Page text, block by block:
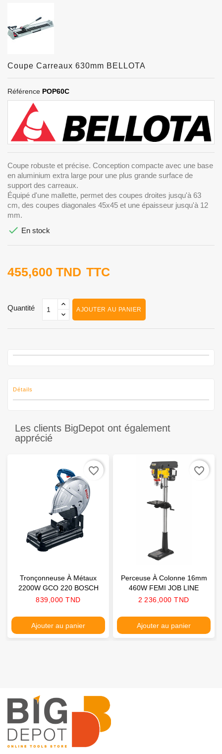
Coupe Carreaux 630mm BELLOTA
Référence POP60C
Coupe robuste et précise. Conception compacte avec une base
en aluminium extra large pour une plus grande surface de
support des carreaux.
Équipé d'une mallette, permet des coupes droites jusqu'à 63
cm, des coupes diagonales 45x45 et une épaisseur jusqu'à 12
mm.
 En stock
455,600 TND TTC
Quantité AJOUTER AU PANIER
Détails
Les clients BigDepot ont également
apprécié
Tronçonneuse À Métaux
2200W GCO 220 BOSCH
Prix
839,000 TND
Ajouter au panier
favorite_border
Perceuse À Colonne 16mm
460W FEMI JOB LINE
Prix
2 236,000 TND
Ajouter au panier
favorite_border